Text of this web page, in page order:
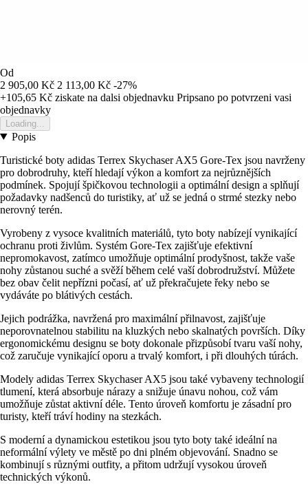
Od
2 905,00 Kč 2 113,00 Kč -27%
+105,65 Kč ziskate na dalsi objednavku Pripsano po potvrzeni vasi
objednavky
Loading...
Popis
Turistické boty adidas Terrex Skychaser AX5 Gore-Tex jsou navrženy
pro dobrodruhy, kteří hledají výkon a komfort za nejrůznějších
podmínek. Spojují špičkovou technologii a optimální design a splňují
požadavky nadšenců do turistiky, ať už se jedná o strmé stezky nebo
nerovný terén.
Vyrobeny z vysoce kvalitních materiálů, tyto boty nabízejí vynikající
ochranu proti živlům. Systém Gore-Tex zajišťuje efektivní
nepromokavost, zatímco umožňuje optimální prodyšnost, takže vaše
nohy zůstanou suché a svěží během celé vaší dobrodružství. Můžete
bez obav čelit nepřízni počasí, ať už překračujete řeky nebo se
vydáváte po blátivých cestách.
Jejich podrážka, navržená pro maximální přilnavost, zajišťuje
neporovnatelnou stabilitu na kluzkých nebo skalnatých površích. Díky
ergonomickému designu se boty dokonale přizpůsobí tvaru vaší nohy,
což zaručuje vynikající oporu a trvalý komfort, i při dlouhých túrách.
Modely adidas Terrex Skychaser AX5 jsou také vybaveny technologií
tlumení, která absorbuje nárazy a snižuje únavu nohou, což vám
umožňuje zůstat aktivní déle. Tento úroveň komfortu je zásadní pro
turisty, kteří tráví hodiny na stezkách.
S moderní a dynamickou estetikou jsou tyto boty také ideální na
neformální výlety ve městě po dni plném objevování. Snadno se
kombinují s různými outfity, a přitom udržují vysokou úroveň
technických výkonů.